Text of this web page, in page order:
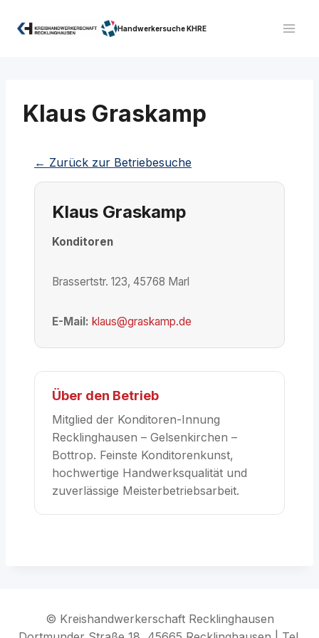
Inhalt
Handwerkersuche KHRE
Klaus Graskamp
← Zurück zur Betriebesuche
Klaus Graskamp
Konditoren
Brassertstr. 123, 45768 Marl
E-Mail: klaus@graskamp.de
Über den Betrieb
Mitglied der Konditoren-Innung
Recklinghausen – Gelsenkirchen –
Bottrop. Feinste Konditorenkunst,
hochwertige Handwerksqualität und
zuverlässige Meisterbetriebsarbeit.
© Kreishandwerkerschaft Recklinghausen